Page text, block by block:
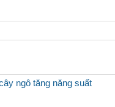
ngô tăng năng suất